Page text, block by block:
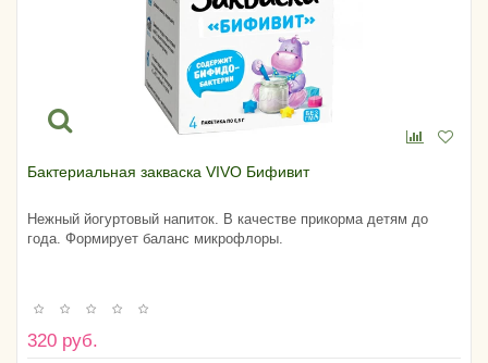
Бактериальная закваска VIVO Бифивит
Нежный йогуртовый напиток. В качестве прикорма детям до
года. Формирует баланс микрофлоры.
320 руб.